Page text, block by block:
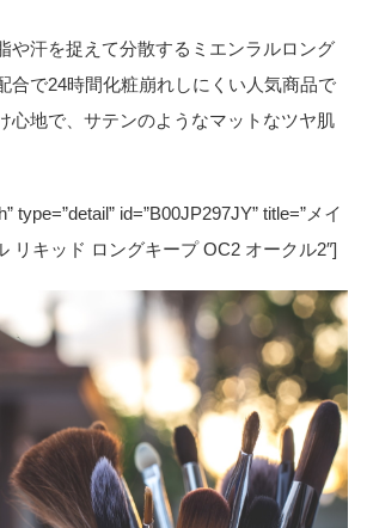
や汗を捉えて分散するミエンラルロング
合で24時間化粧崩れしにくい人気商品で
心地で、サテンのようなマットなツヤ肌
type=”detail” id=”B00JP297JY” title=”メイ
リキッド ロングキープ OC2 オークル2″]